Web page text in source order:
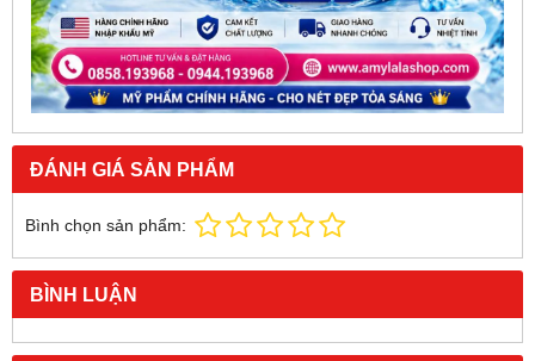
ĐÁNH GIÁ SẢN PHẨM
Bình chọn sản phẩm:
BÌNH LUẬN